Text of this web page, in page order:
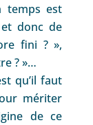
temps est
donc de
fini ? »,
? »…
qu’il faut
mériter
de ce